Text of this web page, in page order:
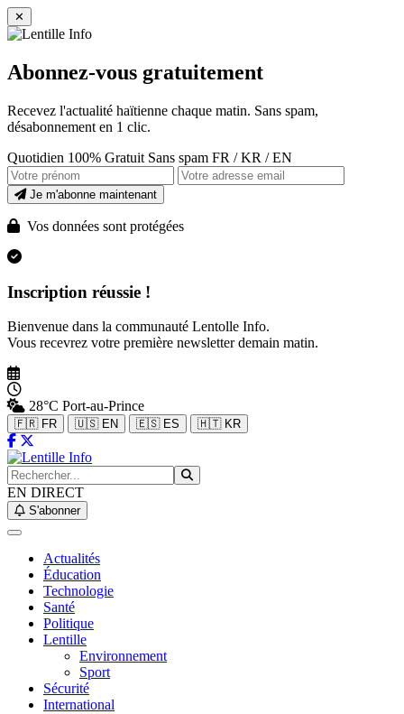
✕
Abonnez-vous gratuitement
Recevez l'actualité haïtienne chaque matin. Sans spam,
désabonnement en 1 clic.
Quotidien 100% Gratuit Sans spam FR / KR / EN
Je m'abonne maintenant
Vos données sont protégées
Inscription réussie !
Bienvenue dans la communauté Lentolle Info.
Vous recevrez votre première newsletter demain matin.
28°C Port-au-Prince
🇫🇷 FR 🇺🇸 EN 🇪🇸 ES 🇭🇹 KR
EN DIRECT
S'abonner
Actualités
Éducation
Technologie
Santé
Politique
Lentille
Environnement
Sport
Sécurité
International